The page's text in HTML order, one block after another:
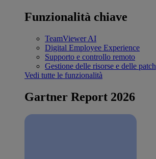
Funzionalità chiave
TeamViewer AI
Digital Employee Experience
Supporto e controllo remoto
Gestione delle risorse e delle patch
Vedi tutte le funzionalità
Gartner Report 2026